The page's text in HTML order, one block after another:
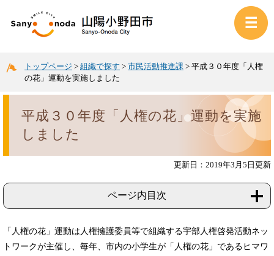
トップページ > 組織で探す > 市民活動推進課 > 平成３０年度「人権
の花」運動を実施しました
平成３０年度「人権の花」運動を実施
しました
更新日：2019年3月5日更新
ページ内目次
「人権の花」運動は人権擁護委員等で組織する宇部人権啓発活動ネッ
トワークが主催し、毎年、市内の小学生が「人権の花」であるヒマワ